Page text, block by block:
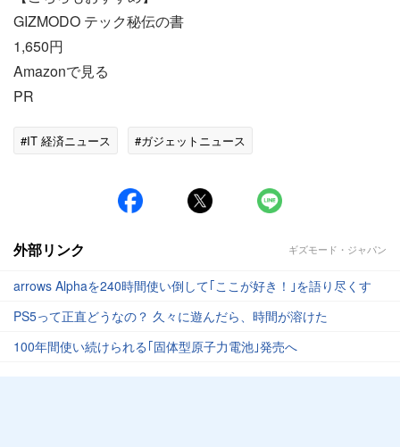
GIZMODO テック秘伝の書
1,650円
Amazonで見る
PR
#IT 経済ニュース #ガジェットニュース
外部リンク ギズモード・ジャパン
arrows Alphaを240時間使い倒して｢ここが好き！｣を語り尽くす
PS5って正直どうなの？ 久々に遊んだら、時間が溶けた
100年間使い続けられる｢固体型原子力電池｣発売へ